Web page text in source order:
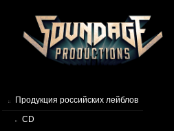
Продукция российских лейблов
CD